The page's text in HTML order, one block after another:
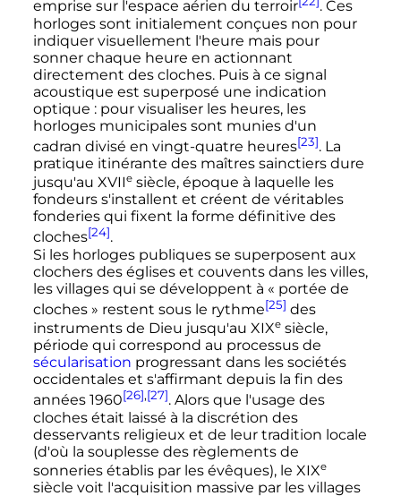
emprise sur l'espace aérien du terroir
. Ces
horloges sont initialement conçues non pour
indiquer visuellement l'heure mais pour
sonner chaque heure en actionnant
directement des cloches. Puis à ce signal
acoustique est superposé une indication
optique : pour visualiser les heures, les
horloges municipales sont munies d'un
cadran divisé en vingt-quatre heures[23]. La
pratique itinérante des maîtres sainctiers dure
jusqu'au XVIIe siècle, époque à laquelle les
fondeurs s'installent et créent de véritables
fonderies qui fixent la forme définitive des
cloches[24].
Si les horloges publiques se superposent aux
clochers des églises et couvents dans les villes,
les villages qui se développent à « portée de
cloches » restent sous le rythme[25] des
instruments de Dieu jusqu'au XIXe siècle,
période qui correspond au processus de
sécularisation progressant dans les sociétés
occidentales et s'affirmant depuis la fin des
années 1960[26],[27]. Alors que l'usage des
cloches était laissé à la discrétion des
desservants religieux et de leur tradition locale
(d'où la souplesse des règlements de
sonneries établis par les évêques), le XIXe
siècle voit l'acquisition massive par les villages